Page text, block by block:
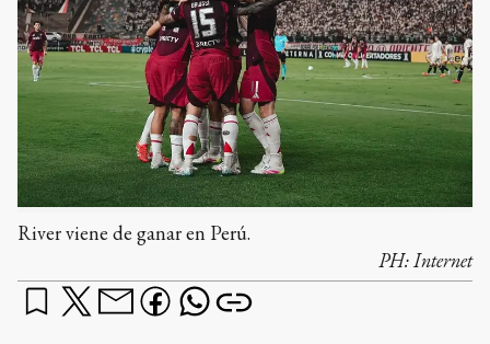
River viene de ganar en Perú.
PH: Internet